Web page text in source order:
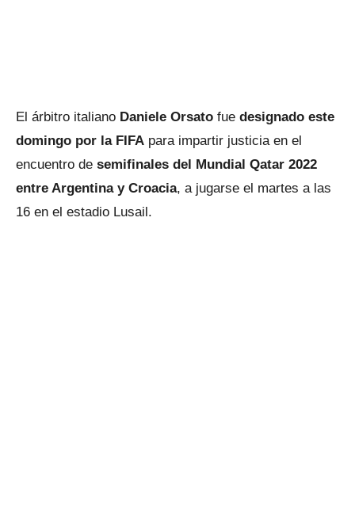
El árbitro italiano Daniele Orsato fue designado este
domingo por la FIFA para impartir justicia en el
encuentro de semifinales del Mundial Qatar 2022
entre Argentina y Croacia, a jugarse el martes a las
16 en el estadio Lusail.